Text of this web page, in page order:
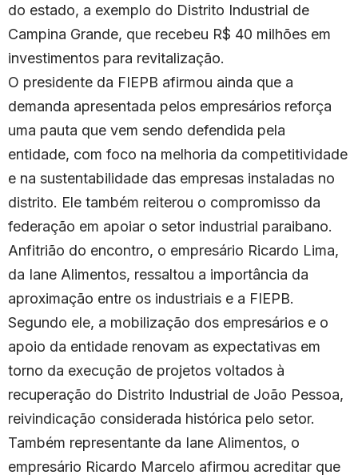
do estado, a exemplo do Distrito Industrial de
Campina Grande, que recebeu R$ 40 milhões em
investimentos para revitalização.
O presidente da FIEPB afirmou ainda que a
demanda apresentada pelos empresários reforça
uma pauta que vem sendo defendida pela
entidade, com foco na melhoria da competitividade
e na sustentabilidade das empresas instaladas no
distrito. Ele também reiterou o compromisso da
federação em apoiar o setor industrial paraibano.
Anfitrião do encontro, o empresário Ricardo Lima,
da Iane Alimentos, ressaltou a importância da
aproximação entre os industriais e a FIEPB.
Segundo ele, a mobilização dos empresários e o
apoio da entidade renovam as expectativas em
torno da execução de projetos voltados à
recuperação do Distrito Industrial de João Pessoa,
reivindicação considerada histórica pelo setor.
Também representante da Iane Alimentos, o
empresário Ricardo Marcelo afirmou acreditar que